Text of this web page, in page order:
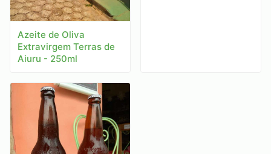
Azeite de Oliva
Extravirgem Terras de
Aiuru - 250ml